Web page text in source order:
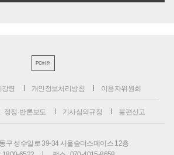
PC버전
강령 개인정보처리방침 이용자위원회
정정·반론보도 기사심의규정 불편신고
구 성수일로 39-34 서울숲더스페이스 12층